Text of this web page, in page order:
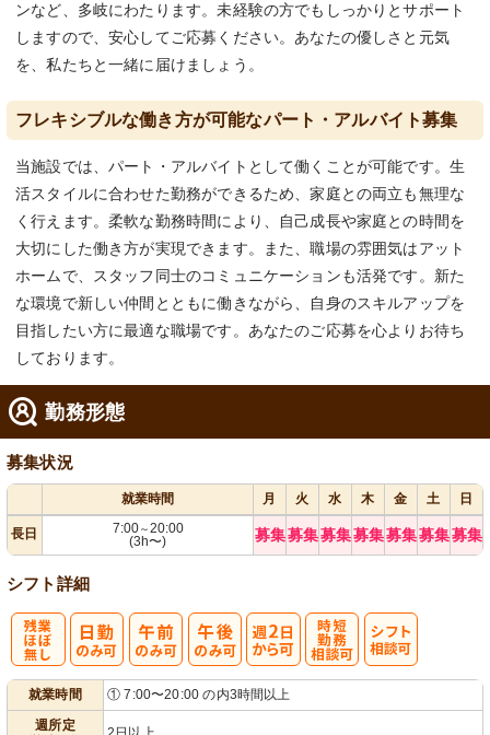
ンなど、多岐にわたります。未経験の方でもしっかりとサポート
しますので、安心してご応募ください。あなたの優しさと元気
を、私たちと一緒に届けましょう。
フレキシブルな働き方が可能なパート・アルバイト募集
当施設では、パート・アルバイトとして働くことが可能です。生
活スタイルに合わせた勤務ができるため、家庭との両立も無理な
く行えます。柔軟な勤務時間により、自己成長や家庭との時間を
大切にした働き方が実現できます。また、職場の雰囲気はアット
ホームで、スタッフ同士のコミュニケーションも活発です。新た
な環境で新しい仲間とともに働きながら、自身のスキルアップを
目指したい方に最適な職場です。あなたのご応募を心よりお待ち
しております。
勤務形態
募集状況
就業時間 月 火 水 木 金 土 日
長日 7:00～20:00
(3h〜)
募集募集募集募集募集募集募集
シフト詳細
就業時間
① 7:00〜20:00 の内3時間以上
週所定